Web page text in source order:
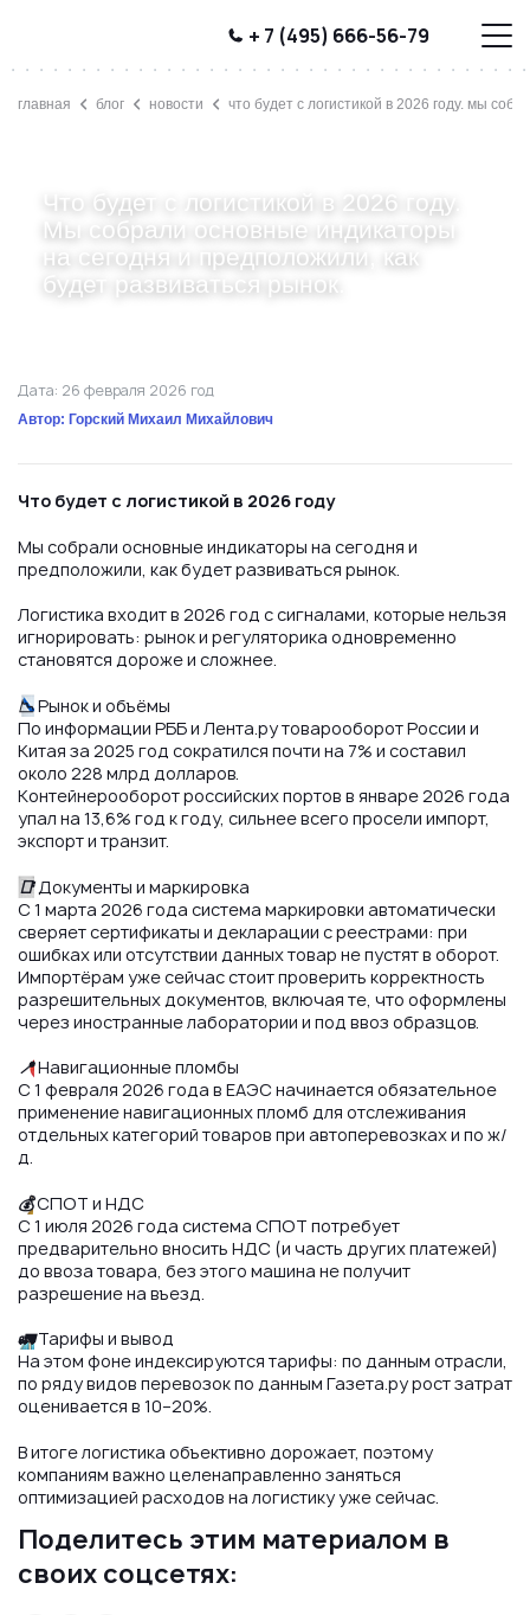
+ 7 (495) 666-56-79
главная блог новости что будет с логистикой в 2026 году. мы
Что будет с логистикой в 2026 году.
Мы собрали основные индикаторы
на сегодня и предположили, как
будет развиваться рынок.
Дата: 26 февраля 2026 год
Автор: Горский Михаил Михайлович
Что будет с логистикой в 2026 году
Мы собрали основные индикаторы на сегодня и
предположили, как будет развиваться рынок.
Логистика входит в 2026 год с сигналами, которые нельзя
игнорировать: рынок и регуляторика одновременно
становятся дороже и сложнее.
📉Рынок и объёмы
По информации РББ и Лента.ру товарооборот России и
Китая за 2025 год сократился почти на 7% и составил
около 228 млрд долларов.
Контейнерооборот российских портов в январе 2026 года
упал на 13,6% год к году, сильнее всего просели импорт,
экспорт и транзит.
📑Документы и маркировка
С 1 марта 2026 года система маркировки автоматически
сверяет сертификаты и декларации с реестрами: при
ошибках или отсутствии данных товар не пустят в оборот.
Импортёрам уже сейчас стоит проверить корректность
разрешительных документов, включая те, что оформлены
через иностранные лаборатории и под ввоз образцов.
📍Навигационные пломбы
С 1 февраля 2026 года в ЕАЭС начинается обязательное
применение навигационных пломб для отслеживания
отдельных категорий товаров при автоперевозках и по ж/
д.
💰СПОТ и НДС
С 1 июля 2026 года система СПОТ потребует
предварительно вносить НДС (и часть других платежей)
до ввоза товара, без этого машина не получит
разрешение на въезд.
🚛Тарифы и вывод
На этом фоне индексируются тарифы: по данным отрасли,
по ряду видов перевозок по данным Газета.ру рост затрат
оценивается в 10–20%.
В итоге логистика объективно дорожает, поэтому
компаниям важно целенаправленно заняться
оптимизацией расходов на логистику уже сейчас.
Поделитесь этим материалом в
своих соцсетях: